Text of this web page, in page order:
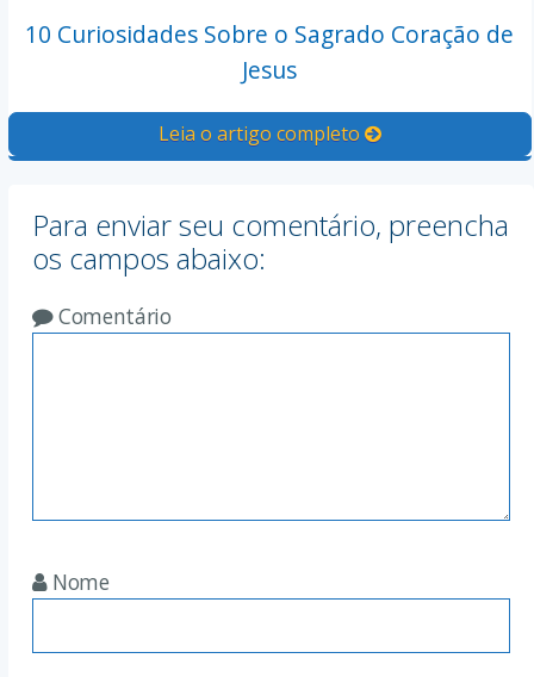
10 Curiosidades Sobre o Sagrado Coração de
Jesus
Leia o artigo completo
Para enviar seu comentário, preencha
os campos abaixo:
Comentário
Nome